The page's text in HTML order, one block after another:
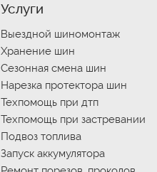
Услуги
Выездной шиномонтаж
Хранение шин
Сезонная смена шин
Нарезка протектора шин
Техпомощь при дтп
Техпомощь при застревании
Подвоз топлива
Запуск аккумулятора